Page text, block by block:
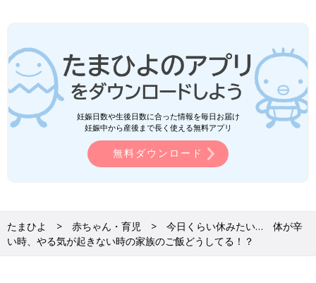
妊娠日数や生後日数に合った情報を毎日お届け
妊娠中から産後まで長く使える無料アプリ
無料ダウンロード
たまひよ 赤ちゃん・育児
今日くらい休みたい… 体が辛
い時、やる気が起きない時の家族のご飯どうしてる！？